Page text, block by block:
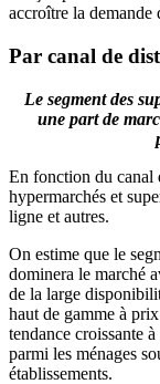
accroître la demande
Par canal de
Le segment des
une part de
En fonction du canal
hypermarchés et
ligne et autres.
On estime que le
dominera le marché
de la large
haut de gamme à
tendance croissante
parmi les ménages
établissements.